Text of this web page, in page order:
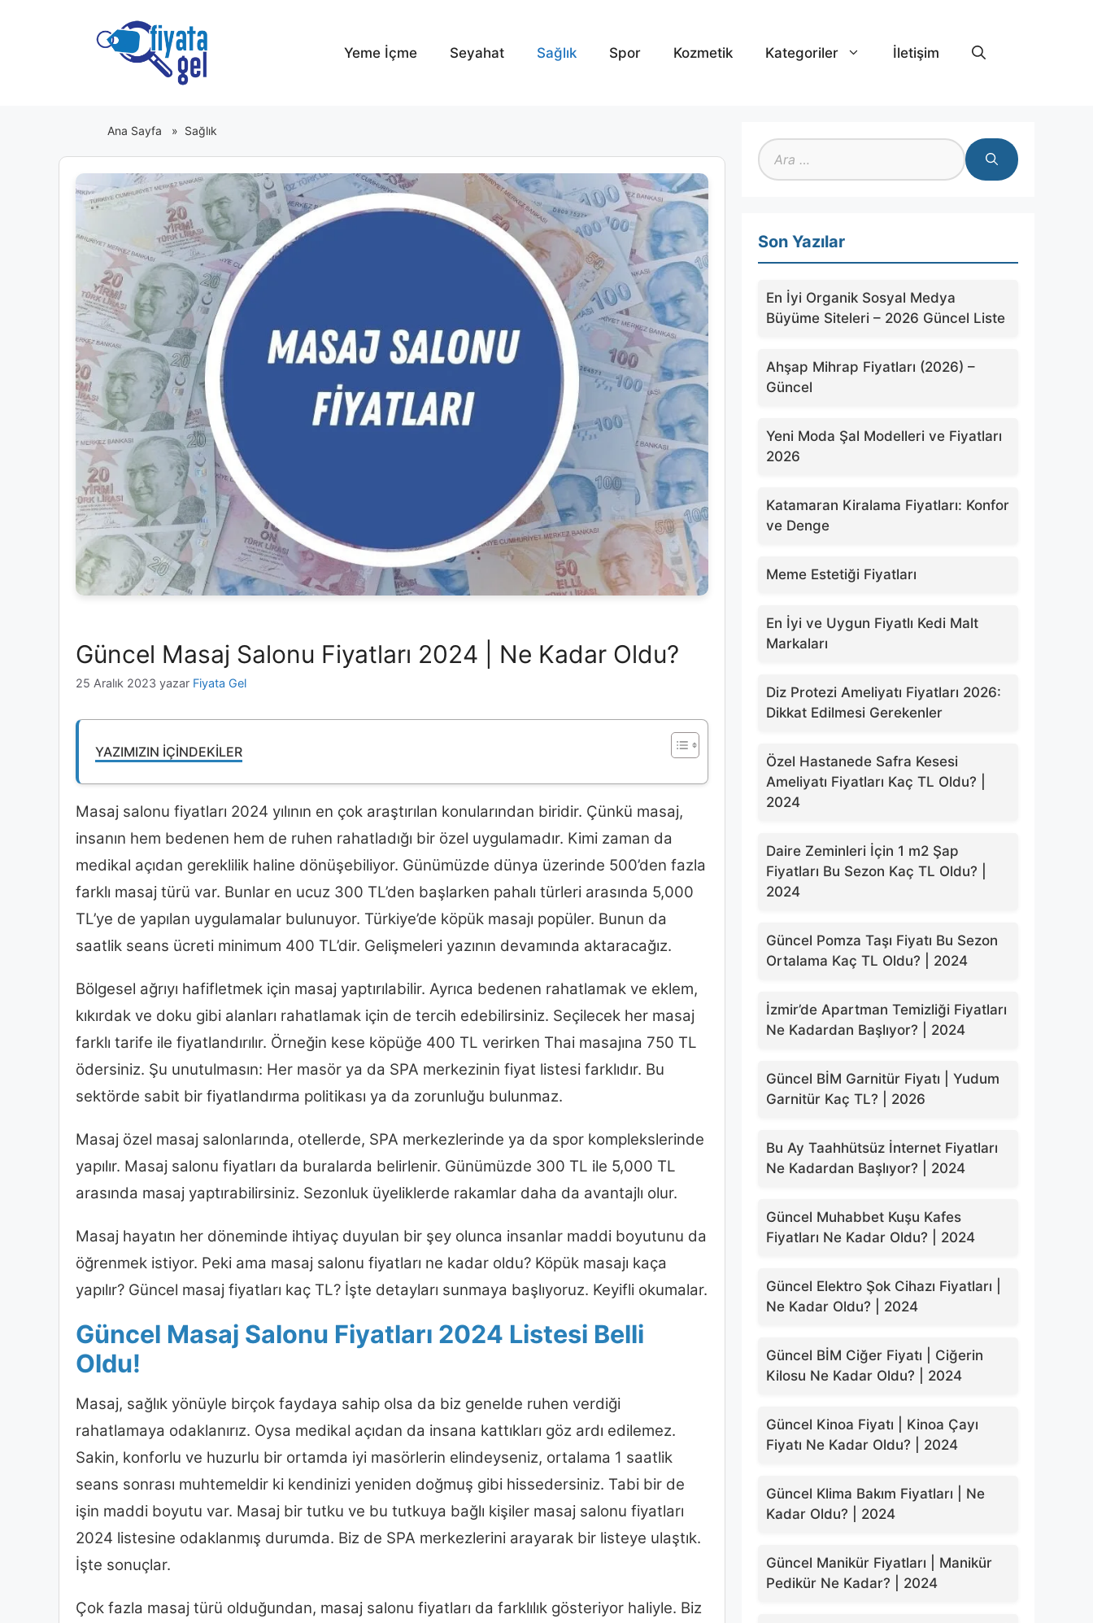
Yeme İçme
Seyahat Sağlık Spor Kozmetik Kategoriler İletişim
Ana Sayfa » Sağlık
Güncel Masaj Salonu Fiyatları 2024 | Ne Kadar Oldu?
25 Aralık 2023 yazar Fiyata Gel
YAZIMIZIN İÇINDEKILER
Masaj salonu fiyatları 2024 yılının en çok araştırılan konularından biridir. Çünkü masaj,
insanın hem bedenen hem de ruhen rahatladığı bir özel uygulamadır. Kimi zaman da
medikal açıdan gereklilik haline dönüşebiliyor. Günümüzde dünya üzerinde 500’den fazla
farklı masaj türü var. Bunlar en ucuz 300 TL’den başlarken pahalı türleri arasında 5,000
TL’ye de yapılan uygulamalar bulunuyor. Türkiye’de köpük masajı popüler. Bunun da
saatlik seans ücreti minimum 400 TL’dir. Gelişmeleri yazının devamında aktaracağız.
Bölgesel ağrıyı hafifletmek için masaj yaptırılabilir. Ayrıca bedenen rahatlamak ve eklem,
kıkırdak ve doku gibi alanları rahatlamak için de tercih edebilirsiniz. Seçilecek her masaj
farklı tarife ile fiyatlandırılır. Örneğin kese köpüğe 400 TL verirken Thai masajına 750 TL
ödersiniz. Şu unutulmasın: Her masör ya da SPA merkezinin fiyat listesi farklıdır. Bu
sektörde sabit bir fiyatlandırma politikası ya da zorunluğu bulunmaz.
Masaj özel masaj salonlarında, otellerde, SPA merkezlerinde ya da spor komplekslerinde
yapılır. Masaj salonu fiyatları da buralarda belirlenir. Günümüzde 300 TL ile 5,000 TL
arasında masaj yaptırabilirsiniz. Sezonluk üyeliklerde rakamlar daha da avantajlı olur.
Masaj hayatın her döneminde ihtiyaç duyulan bir şey olunca insanlar maddi boyutunu da
öğrenmek istiyor. Peki ama masaj salonu fiyatları ne kadar oldu? Köpük masajı kaça
yapılır? Güncel masaj fiyatları kaç TL? İşte detayları sunmaya başlıyoruz. Keyifli okumalar.
Güncel Masaj Salonu Fiyatları 2024 Listesi Belli
Oldu!
Masaj, sağlık yönüyle birçok faydaya sahip olsa da biz genelde ruhen verdiği
rahatlamaya odaklanırız. Oysa medikal açıdan da insana kattıkları göz ardı edilemez.
Sakin, konforlu ve huzurlu bir ortamda iyi masörlerin elindeyseniz, ortalama 1 saatlik
seans sonrası muhtemeldir ki kendinizi yeniden doğmuş gibi hissedersiniz. Tabi bir de
işin maddi boyutu var. Masaj bir tutku ve bu tutkuya bağlı kişiler masaj salonu fiyatları
2024 listesine odaklanmış durumda. Biz de SPA merkezlerini arayarak bir listeye ulaştık.
İşte sonuçlar.
Çok fazla masaj türü olduğundan, masaj salonu fiyatları da farklılık gösteriyor haliyle. Biz
için
ara
Son Yazılar
En İyi Organik Sosyal Medya
Büyüme Siteleri – 2026 Güncel Liste
Ahşap Mihrap Fiyatları (2026) –
Güncel
Yeni Moda Şal Modelleri ve Fiyatları
2026
Katamaran Kiralama Fiyatları: Konfor
ve Denge
Meme Estetiği Fiyatları
En İyi ve Uygun Fiyatlı Kedi Malt
Markaları
Diz Protezi Ameliyatı Fiyatları 2026:
Dikkat Edilmesi Gerekenler
Özel Hastanede Safra Kesesi
Ameliyatı Fiyatları Kaç TL Oldu? |
2024
Daire Zeminleri İçin 1 m2 Şap
Fiyatları Bu Sezon Kaç TL Oldu? |
2024
Güncel Pomza Taşı Fiyatı Bu Sezon
Ortalama Kaç TL Oldu? | 2024
İzmir’de Apartman Temizliği Fiyatları
Ne Kadardan Başlıyor? | 2024
Güncel BİM Garnitür Fiyatı | Yudum
Garnitür Kaç TL? | 2026
Bu Ay Taahhütsüz İnternet Fiyatları
Ne Kadardan Başlıyor? | 2024
Güncel Muhabbet Kuşu Kafes
Fiyatları Ne Kadar Oldu? | 2024
Güncel Elektro Şok Cihazı Fiyatları |
Ne Kadar Oldu? | 2024
Güncel BİM Ciğer Fiyatı | Ciğerin
Kilosu Ne Kadar Oldu? | 2024
Güncel Kinoa Fiyatı | Kinoa Çayı
Fiyatı Ne Kadar Oldu? | 2024
Güncel Klima Bakım Fiyatları | Ne
Kadar Oldu? | 2024
Güncel Manikür Fiyatları | Manikür
Pedikür Ne Kadar? | 2024